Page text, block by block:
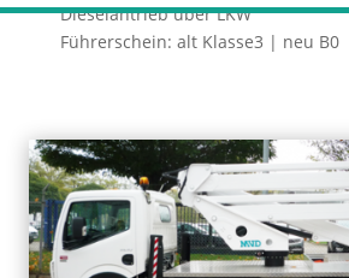
Dieselantrieb über LKW
Führerschein: alt Klasse3 | neu B0